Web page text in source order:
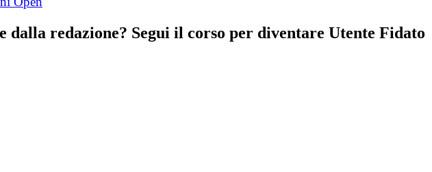
dalla redazione? Segui il corso per diventare Utente Fidato